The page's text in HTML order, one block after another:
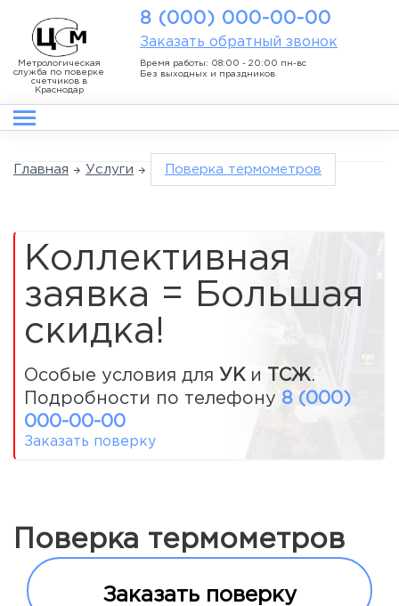
Метрологическая
служба по поверке
счетчиков в
Краснодар
8 (000) 000-00-00
Заказать обратный звонок
Время работы: 08:00 - 20:00 пн-вс
Без выходных и праздников
Главная Услуги Поверка термометров
Коллективная
заявка = Большая
скидка!
Особые условия для УК и ТСЖ.
Подробности по телефону 8 (000)
000-00-00
Заказать поверку
Поверка термометров
Заказать поверку